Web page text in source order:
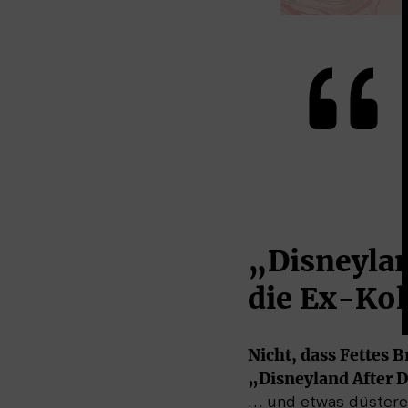
die Ex-
Nicht, dass Fettes
„Disneyland After
… und etwas